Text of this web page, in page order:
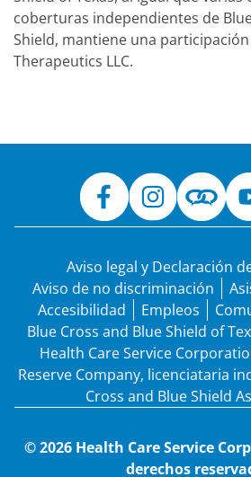
coberturas independientes de
Shield, mantiene una
Therapeutics LLC.
Aviso legal y Declaración
Aviso de no discriminación
Accesibilidad
Empleos
Blue Cross and Blue Shield of
Health Care Service
Reserve Company, licenciataria
Cross and Blue Shield
© 2026 Health Care Service
derechos